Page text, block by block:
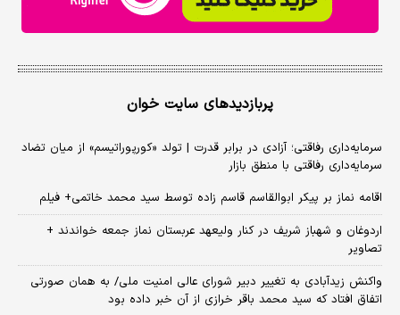
پربازدیدهای سایت خوان
سرمایه‌داری رفاقتی؛ آزادی در برابر قدرت | تولد «کورپوراتیسم» از میان تضاد
سرمایه‌داری رفاقتی با منطق بازار
اقامه نماز بر پیکر ابوالقاسم قاسم زاده توسط سید محمد خاتمی+ فیلم
اردوغان و شهباز شریف در کنار ولیعهد عربستان نماز جمعه خواندند +
تصاویر
واکنش زیدآبادی به تغییر دبیر شورای عالی امنیت ملی/ به همان صورتی
اتفاق افتاد که سید محمد باقر خرازی از آن خبر داده بود